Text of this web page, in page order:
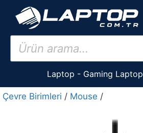
İçeriğe
Products
search
Laptop - Gaming Laptop
Çevre Birimleri / Mouse /